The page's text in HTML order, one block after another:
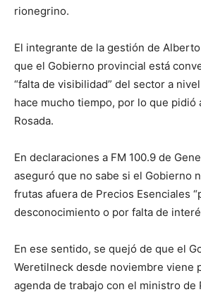
rionegrino.
El integrante de la gestión de
que el Gobierno provincial está
“falta de visibilidad” del sector a
hace mucho tiempo, por lo que pidió
Rosada.
En declaraciones a FM 100.9 de
aseguró que no sabe si el Gobierno
frutas afuera de Precios Esenciales
desconocimiento o por falta de
En ese sentido, se quejó de que el
Weretilneck desde noviembre viene
agenda de trabajo con el ministro de